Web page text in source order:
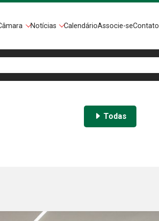
Notícias CalendárioAssocie-seContato
Todas